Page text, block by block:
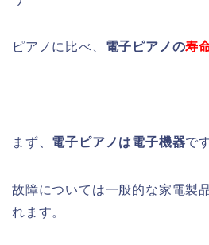
ピアノに比べ、 電子ピアノの寿
まず、 電子ピアノは電子機器で
故障については一般的な家電製
れます。